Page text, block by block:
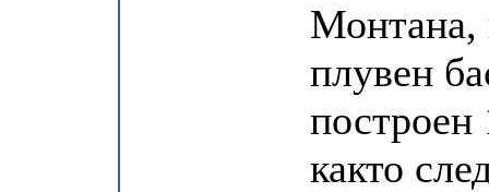
Монтана,
плувен
построен
както